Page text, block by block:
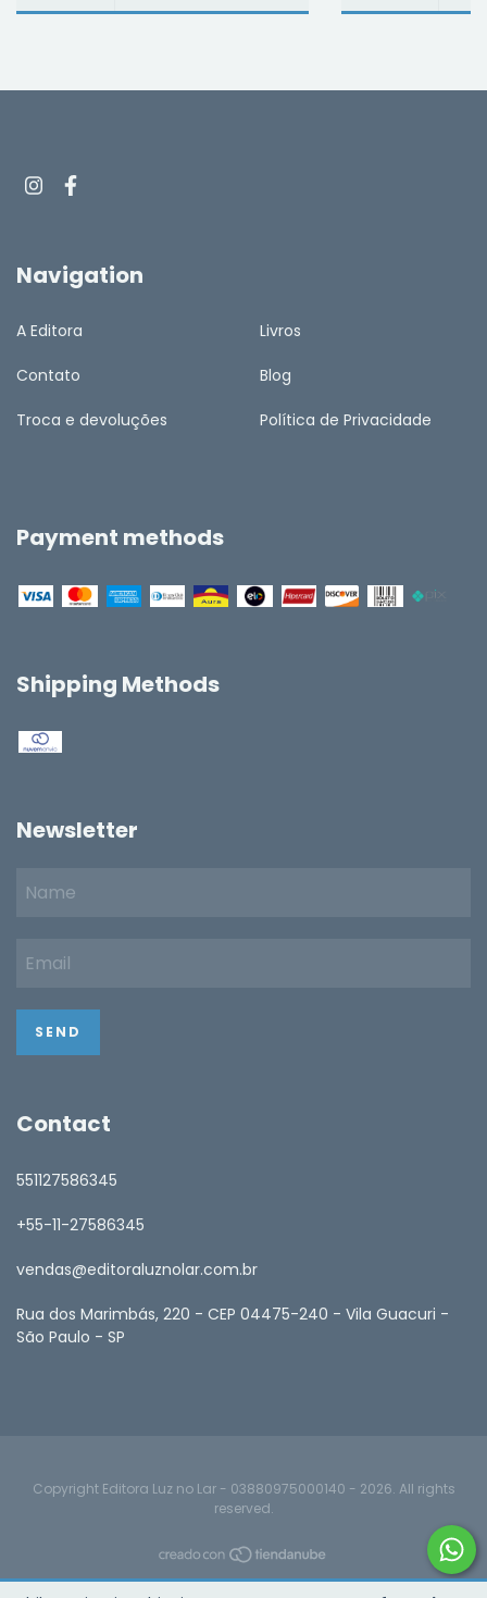
Navigation
A Editora Livros
Contato Blog
Troca e devoluções Política de Privacidade
Payment methods
Shipping Methods
Newsletter
Contact
551127586345
+55-11-27586345
vendas@editoraluznolar.com.br
Rua dos Marimbás, 220 - CEP 04475-240 - Vila Guacuri -
São Paulo - SP
Copyright Editora Luz no Lar - 03880975000140 - 2026. All rights
reserved.